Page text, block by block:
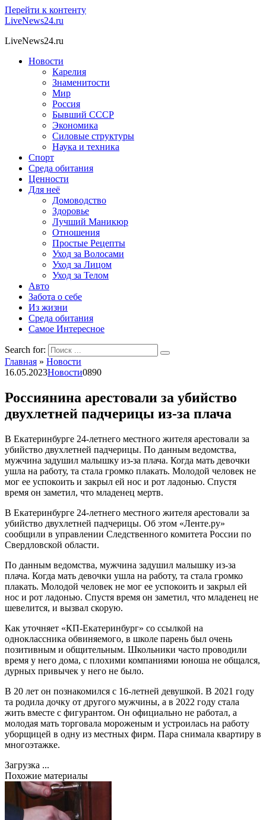
Перейти к контенту
LiveNews24.ru
LiveNews24.ru
Новости
Карелия
Знаменитости
Мир
Россия
Бывший СССР
Экономика
Силовые структуры
Наука и техника
Спорт
Среда обитания
Ценности
Для неё
Домоводство
Здоровье
Лучший Маникюр
Отношения
Простые Рецепты
Уход за Волосами
Уход за Лицом
Уход за Телом
Авто
Забота о себе
Из жизни
Среда обитания
Самое Интересное
Search for:
Главная » Новости
16.05.2023Новости0890
Россиянина арестовали за убийство
двухлетней падчерицы из-за плача
В Екатеринбурге 24-летнего местного жителя арестовали за
убийство двухлетней падчерицы. По данным ведомства,
мужчина задушил малышку из-за плача. Когда мать девочки
ушла на работу, та стала громко плакать. Молодой человек не
мог ее успокоить и закрыл ей нос и рот ладонью. Спустя
время он заметил, что младенец мертв.
В Екатеринбурге 24-летнего местного жителя арестовали за
убийство двухлетней падчерицы. Об этом «Ленте.ру»
сообщили в управлении Следственного комитета России по
Свердловской области.
По данным ведомства, мужчина задушил малышку из-за
плача. Когда мать девочки ушла на работу, та стала громко
плакать. Молодой человек не мог ее успокоить и закрыл ей
нос и рот ладонью. Спустя время он заметил, что младенец не
шевелится, и вызвал скорую.
Как уточняет «КП-Екатеринбург» со ссылкой на
одноклассника обвиняемого, в школе парень был очень
позитивным и общительным. Школьники часто проводили
время у него дома, с плохими компаниями юноша не общался,
дурных привычек у него не было.
В 20 лет он познакомился с 16-летней девушкой. В 2021 году
та родила дочку от другого мужчины, а в 2022 году стала
жить вместе с фигурантом. Он официально не работал, а
молодая мать торговала мороженым и устроилась на работу
уборщицей в одну из местных фирм. Пара снимала квартиру в
многоэтажке.
Загрузка ...
Похожие материалы